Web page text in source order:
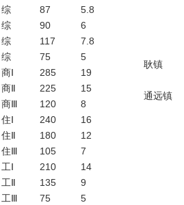
综 87
5.8
综 90
6
综 117
7.8
综 75 5
耿镇
商Ⅰ 285
19
商Ⅱ
225 15
通远镇
商Ⅲ 120
8
住Ⅰ
240
16
住Ⅱ
180
12
住Ⅲ
105
7
工Ⅰ
210
14
工Ⅱ
135
9
工Ⅲ
75 5